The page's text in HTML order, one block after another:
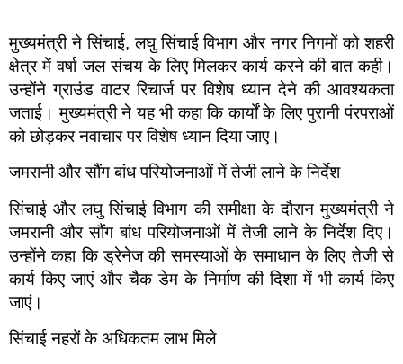
मुख्यमंत्री ने सिंचाई, लघु सिंचाई विभाग और नगर निगमों को शहरी
क्षेत्र में वर्षा जल संचय के लिए मिलकर कार्य करने की बात कही।
उन्होंने ग्राउंड वाटर रिचार्ज पर विशेष ध्यान देने की आवश्यकता
जताई। मुख्यमंत्री ने यह भी कहा कि कार्यों के लिए पुरानी पंरपराओं
को छोड़कर नवाचार पर विशेष ध्यान दिया जाए।
जमरानी और सौंग बांध परियोजनाओं में तेजी लाने के निर्देश
सिंचाई और लघु सिंचाई विभाग की समीक्षा के दौरान मुख्यमंत्री ने
जमरानी और सौंग बांध परियोजनाओं में तेजी लाने के निर्देश दिए।
उन्होंने कहा कि ड्रेनेज की समस्याओं के समाधान के लिए तेजी से
कार्य किए जाएं और चैक डेम के निर्माण की दिशा में भी कार्य किए
जाएं।
सिंचाई नहरों के अधिकतम लाभ मिले